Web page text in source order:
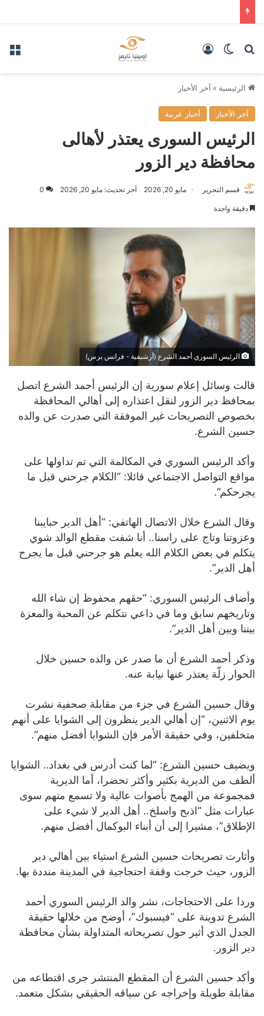
بحث عنالوضع المظلم
الرئيسية » آخر الأخبار
آخر الأخبار أخبار عربية
الرئيس السورى يعتذر لأهالى
محافظة دير الزور
قسم التحرير مايو 20, 2026 آخر تحديث: مايو 20, 2026 0
دقيقة واحدة
الرئيس السوري أحمد الشرع (أرشيفية - فرانس برس)
قالت وسائل إعلام سورية إن الرئيس أحمد الشرع اتصل
بمحافظ دير الزور لنقل اعتذاره إلى أهالي المحافظة
بخصوص التصريحات غير الموفقة التي صدرت عن والده
حسين الشرع.
وأكد الرئيس السوري في المكالمة التي تم تداولها على
مواقع التواصل الاجتماعي قائلا: “الكلام جرحني قبل ما
يجرحكم”.
وقال الشرع خلال الاتصال الهاتفي: “أهل الدير حبايبنا
وعزوتنا وتاج على راسنا.. أنا شفت مقطع الوالد شوي
يتكلم في بعض الكلام الله يعلم هو جرحني قبل ما يجرح
أهل الدير”.
وأضاف الرئيس السوري: “حقهم محفوظ إن شاء الله
وتاريخهم سابق وما في داعي نتكلم عن المحبة والمعزة
بيننا وبين أهل الدير”.
وذكر أحمد الشرع أن ما صدر عن والده حسين خلال
الحوار زلّة يعتذر عنها نيابة عنه.
وقال حسين الشرع في جزء من مقابلة صحفية نشرت
يوم الاثنين، “إن أهالي الدير ينظرون إلى الشوايا على أنهم
متخلفين، وفي حقيقة الأمر فإن الشوايا أفضل منهم”.
ويضيف حسين الشرع: “لما كنت أدرس في بغداد.. الشوايا
ألطف من الديرية بكثير وأكثر تحضرا، أما الديرية
فمجموعة من الهمج بأصوات عالية ولا تسمع منهم سوى
عبارات مثل “اذبح واسلخ.. أهل الدير لا شيء على
الإطلاق”، مشيرا إلى أن أبناء البوكمال أفضل منهم.
وأثارت تصريحات حسين الشرع استياء بين أهالي دير
الزور، حيث خرجت وقفة احتجاجية في المدينة منددة بها.
وردا على الاحتجاجات، نشر والد الرئيس السوري أحمد
الشرع تدوينة على “فيسبوك”، أوضح من خلالها حقيقة
الجدل الذي أثير حول تصريحاته المتداولة بشأن محافظة
دير الزور.
وأكد حسين الشرع أن المقطع المنتشر جرى اقتطاعه من
مقابلة طويلة وإخراجه عن سياقه الحقيقي بشكل متعمد.